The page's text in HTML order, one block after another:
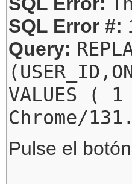
SQL Error #:
Query:
VALUES
Chrome/
Pulse el